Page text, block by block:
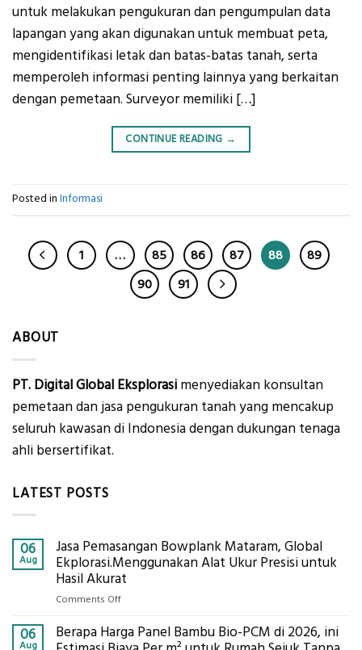
untuk melakukan pengukuran dan pengumpulan data
lapangan yang akan digunakan untuk membuat peta,
mengidentifikasi letak dan batas-batas tanah, serta
memperoleh informasi penting lainnya yang berkaitan
dengan pemetaan. Surveyor memiliki […]
CONTINUE READING →
Posted in Informasi
1 … 85 86 87 88
89
90
91
ABOUT
PT. Digital Global Eksplorasi menyediakan konsultan
pemetaan dan jasa pengukuran tanah yang mencakup
seluruh kawasan di Indonesia dengan dukungan tenaga
ahli bersertifikat.
LATEST POSTS
06
Aug
Jasa Pemasangan Bowplank Mataram, Global
Ekplorasi.Menggunakan Alat Ukur Presisi untuk
Hasil Akurat
Comments Offon
Pemasangan
Bowplank
06
Aug
Berapa Harga Panel Bambu Bio-PCM di 2026, ini